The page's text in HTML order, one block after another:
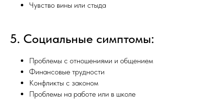
Чувство вины или стыда
5. Социальные симптомы:
Проблемы с отношениями и общением
Финансовые трудности
Конфликты с законом
Проблемы на работе или в школе